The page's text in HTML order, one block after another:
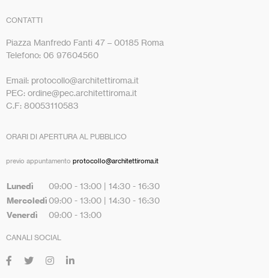
CONTATTI
Piazza Manfredo Fanti 47 – 00185 Roma
Telefono: 06 97604560
Email: protocollo@architettiroma.it
PEC: ordine@pec.architettiroma.it
C.F: 80053110583
ORARI DI APERTURA AL PUBBLICO
previo appuntamento protocollo@architettiroma.it
Lunedì 09:00 - 13:00 | 14:30 - 16:30
Mercoledì 09:00 - 13:00 | 14:30 - 16:30
Venerdì 09:00 - 13:00
CANALI SOCIAL